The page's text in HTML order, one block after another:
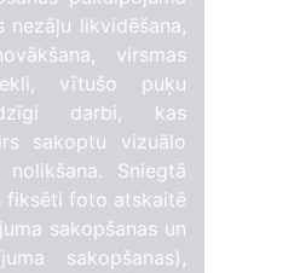
likvidēšana,
virsmas
vītušo puķu
darbi, kas
sakoptu vizuālo
Sniegtā
fiksēti foto atskaitē
sakopšanas un
sakopšanas),